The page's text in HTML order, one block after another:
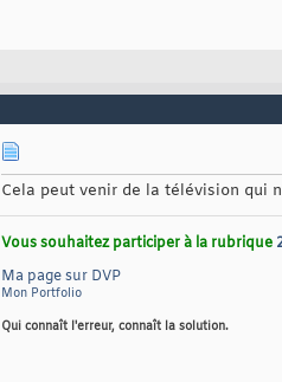
Cela peut venir de la télévision qui
Vous souhaitez participer à la rubrique
Ma page sur DVP
Mon Portfolio
Qui connaît l'erreur, connaît la solution.